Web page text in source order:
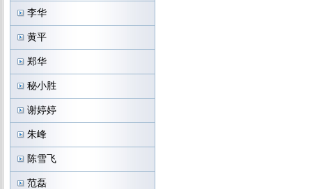
李华
黄平
郑华
秘小胜
谢婷婷
朱峰
陈雪飞
范磊